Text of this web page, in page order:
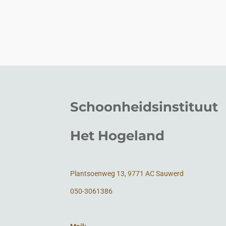
Schoonheidsinstituut
Het Hogeland
Plantsoenweg 13, 9771 AC Sauwerd
050-3061386